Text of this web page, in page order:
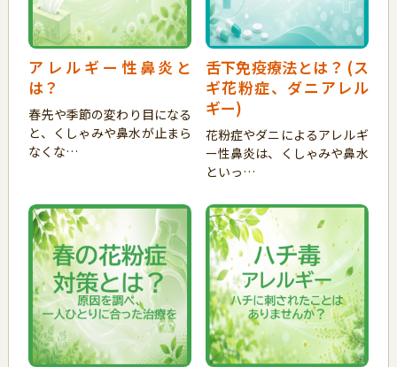
アレルギー性鼻炎と
は？
春先や季節の変わり目になる
と、くしゃみや鼻水が止まら
なくな…
舌下免疫療法とは？ (ス
ギ花粉症、ダニアレル
ギー)
花粉症やダニによるアレルギ
ー性鼻炎は、くしゃみや鼻水
といっ…